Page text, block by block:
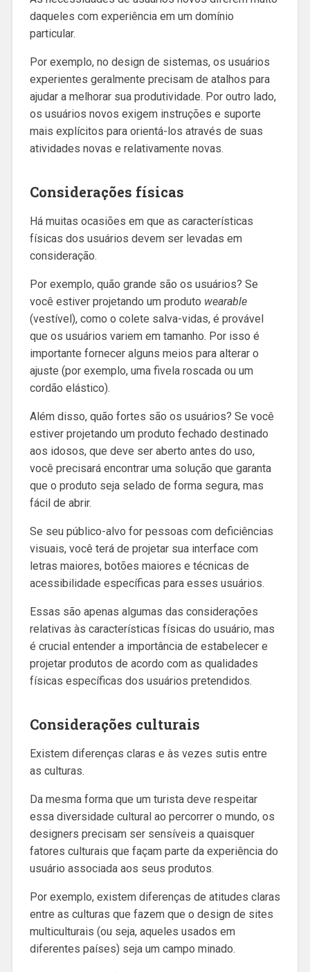
daqueles com experiência em um domínio
particular.
Por exemplo, no design de sistemas, os usuários
experientes geralmente precisam de atalhos para
ajudar a melhorar sua produtividade. Por outro lado,
os usuários novos exigem instruções e suporte
mais explícitos para orientá-los através de suas
atividades novas e relativamente novas.
Considerações físicas
Há muitas ocasiões em que as características
físicas dos usuários devem ser levadas em
consideração.
Por exemplo, quão grande são os usuários? Se
você estiver projetando um produto wearable
(vestível), como o colete salva-vidas, é provável
que os usuários variem em tamanho. Por isso é
importante fornecer alguns meios para alterar o
ajuste (por exemplo, uma fivela roscada ou um
cordão elástico).
Além disso, quão fortes são os usuários? Se você
estiver projetando um produto fechado destinado
aos idosos, que deve ser aberto antes do uso,
você precisará encontrar uma solução que garanta
que o produto seja selado de forma segura, mas
fácil de abrir.
Se seu público-alvo for pessoas com deficiências
visuais, você terá de projetar sua interface com
letras maiores, botões maiores e técnicas de
acessibilidade específicas para esses usuários.
Essas são apenas algumas das considerações
relativas às características físicas do usuário, mas
é crucial entender a importância de estabelecer e
projetar produtos de acordo com as qualidades
físicas específicas dos usuários pretendidos.
Considerações culturais
Existem diferenças claras e às vezes sutis entre
as culturas.
Da mesma forma que um turista deve respeitar
essa diversidade cultural ao percorrer o mundo, os
designers precisam ser sensíveis a quaisquer
fatores culturais que façam parte da experiência do
usuário associada aos seus produtos.
Por exemplo, existem diferenças de atitudes claras
entre as culturas que fazem que o design de sites
multiculturais (ou seja, aqueles usados ​​em
diferentes países) seja um campo minado.